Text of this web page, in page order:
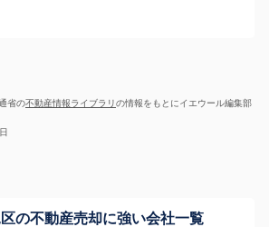
省の不動産情報ライブラリの情報をもとにイエウール編集部
の不動産売却に強い会社一覧